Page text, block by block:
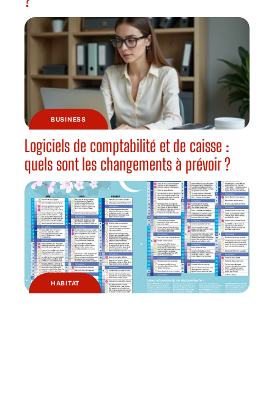
BUSINESS
Logiciels de comptabilité et de caisse :
quels sont les changements à prévoir ?
HABITAT